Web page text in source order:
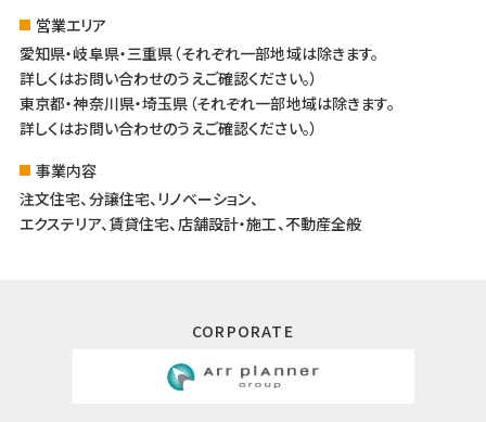
営業エリア
愛知県・岐阜県・三重県（それぞれ一部地域は除きます。
詳しくはお問い合わせのうえご確認ください。）
東京都・神奈川県・埼玉県（それぞれ一部地域は除きます。
詳しくはお問い合わせのうえご確認ください。）
事業内容
注文住宅、分譲住宅、リノベーション、
エクステリア、賃貸住宅、店舗設計・施工、不動産全般
CORPORATE